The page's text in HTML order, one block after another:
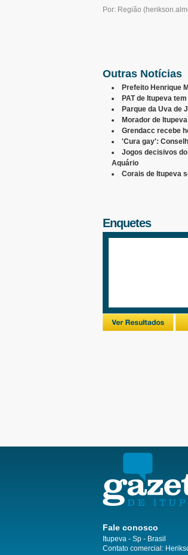
Por: Região (
Outras Notícias
Prefeito Henrique
PAT de Itupeva
Parque da Uva de
Morador de
Grendacc recebe
'Cura gay':
Jogos decisivos
Aquário
Corais de Itupeva
Enquetes
Fale conosco
Itupeva - Sp - Brasil
Contato comercial: